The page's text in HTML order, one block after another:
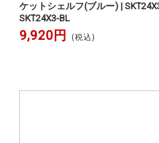
ケットシェルフ(ブルー) |
SKT24X3-BL
9,920円 (税込)